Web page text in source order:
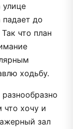
улице
до
что план
ходьбу.
что хочу и
зал